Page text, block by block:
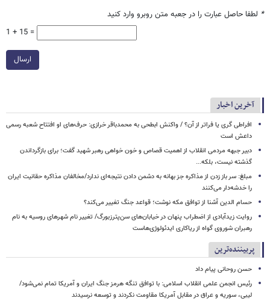
* لطفا حاصل عبارت را در جعبه متن روبرو وارد کنید
1 + 15 =
ارسال
آخرین اخبار
افراطی گری یا فراتر از آن؟ / واکنش ابطحی به محمدباقر خرازی: حرف‌های او افتتاح شعبه رسمی
داعش است
دبیر جبهه مردمی انقلاب از اهمیت قصاص و خون خواهی رهبر شهید گفت؛ برای بازگرداندن
گذشته نیست، بلکه...
مبلغ: سر باز زدن از مذاکره‌ جز بهانه به دشمن دادن نتیجه‌ای ندارد/مخالفان مذاکره حقانیت ایران
را خدشه‌دار می‌کنند
حسام الدین آشنا از توافق مکه نوشت؛ قواعد جنگ تغییر می‌کند؟
روایت زیدآبادی از اضطراب پنهان در خیابان‌های سن‌پترزبورگ/ تغییر نام شهرهای روسیه به نام
رهبران شوروی گواه از ریاکاری ایدئولوژی‌هاست
پربیننده‌ترین
حسن روحانی پیام داد
رئیس انجمن علمی انقلاب اسلامی: با توافق تنگه هرمز جنگ ایران و آمریکا تمام نمی‌شود/
لیبی، سوریه و عراق در مقابل آمریکا مقاومت نکردند و توسعه نرسیدند